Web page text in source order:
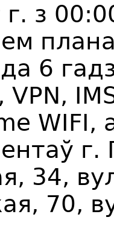
з
6
, VPN,
WIFI,
г.
34,
70,